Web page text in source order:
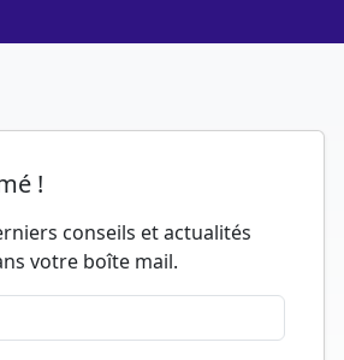
!
conseils et actualités
votre boîte mail.